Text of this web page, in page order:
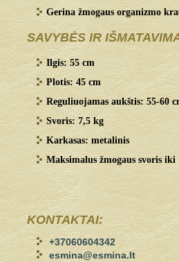
Gerina žmogaus organizmo
SAVYBĖS IR
Ilgis: 55 cm
Plotis: 45 cm
Reguliuojamas aukštis: 55-60
Svoris: 7,5 kg
Karkasas: metalinis
Maksimalus žmogaus svoris iki
KONTAKTAI:
+37060604342
esmina@esmina.lt